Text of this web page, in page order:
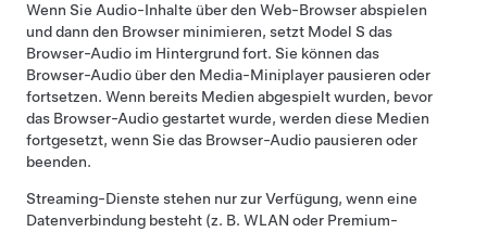
Wenn Sie Audio-Inhalte über den Web-Browser abspielen
und dann den Browser minimieren, setzt Model S das
Browser-Audio im Hintergrund fort. Sie können das
Browser-Audio über den Media-Miniplayer pausieren oder
fortsetzen. Wenn bereits Medien abgespielt wurden, bevor
das Browser-Audio gestartet wurde, werden diese Medien
fortgesetzt, wenn Sie das Browser-Audio pausieren oder
beenden.
Streaming-Dienste stehen nur zur Verfügung, wenn eine
Datenverbindung besteht (z. B. WLAN oder Premium-